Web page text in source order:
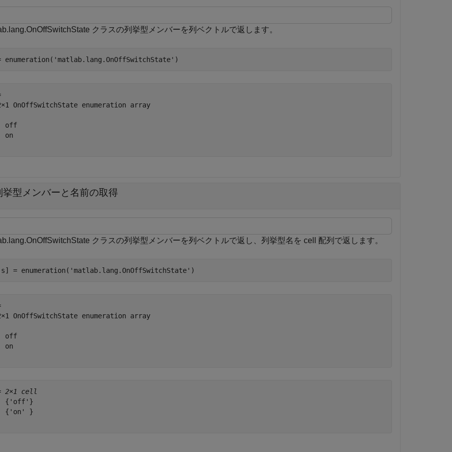
クラスの列挙型メンバーを列ベクトルで返します。
enumeration( 'matlab.lang.OnOffSwitchState' )
OnOffSwitchState enumeration array
off
on
挙型メンバーと名前の取得
クラスの列挙型メンバーを列ベクトルで返し、列挙型名を cell 配列で返します。
= enumeration( 'matlab.lang.OnOffSwitchState' )
OnOffSwitchState enumeration array
off
on
2×1 cell
{'off'}
{'on' }